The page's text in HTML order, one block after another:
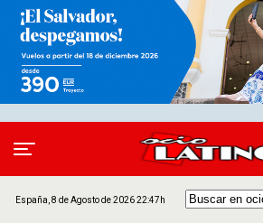
España, 8 de Agosto de 2026 22:47h